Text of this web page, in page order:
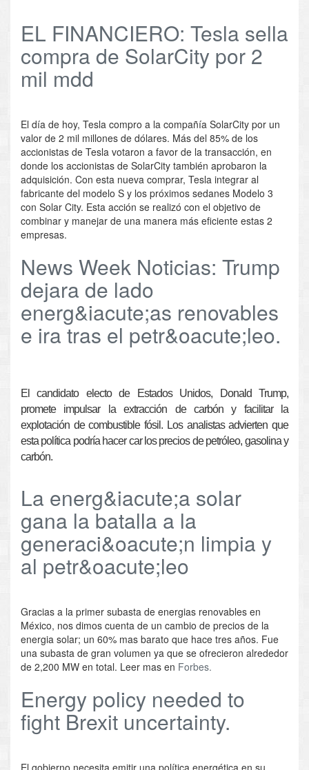
EL FINANCIERO: Tesla sella
compra de SolarCity por 2
mil mdd
El día de hoy, Tesla compro a la compañía SolarCity por un
valor de 2 mil millones de dólares. Más del 85% de los
accionistas de Tesla votaron a favor de la transacción, en
donde los accionistas de SolarCity también aprobaron la
adquisición. Con esta nueva comprar, Tesla integrar al
fabricante del modelo S y los próximos sedanes Modelo 3
con Solar City. Esta acción se realizó con el objetivo de
combinar y manejar de una manera más eficiente estas 2
empresas.
News Week Noticias: Trump
dejara de lado
energ&iacute;as renovables
e ira tras el petr&oacute;leo.
El candidato electo de Estados Unidos, Donald Trump,
promete impulsar la extracción de carbón y facilitar la
explotación de combustible fósil. Los analistas advierten que
esta política podría hacer car los precios de petróleo, gasolina y
carbón.
La energ&iacute;a solar
gana la batalla a la
generaci&oacute;n limpia y
al petr&oacute;leo
Gracias a la primer subasta de energias renovables en
México, nos dimos cuenta de un cambio de precios de la
energia solar; un 60% mas barato que hace tres años. Fue
una subasta de gran volumen ya que se ofrecieron alrededor
de 2,200 MW en total. Leer mas en Forbes.
Energy policy needed to
fight Brexit uncertainty.
El gobierno necesita emitir una política energética en su